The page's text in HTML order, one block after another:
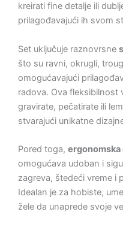
kreirati fine detalje ili
prilagođavajući ih svom
Set uključuje raznovrsne
što su ravni, okrugli,
omogućavajući
radova. Ova fleksibilnost
gravirate, pečatirate ili
stvarajući unikatne
Pored toga, ergonomska
omogućava udoban i
zagreva, štedeći vreme i
Idealan je za hobiste,
žele da unaprede svoje